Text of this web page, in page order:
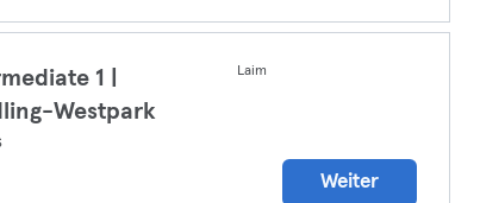
1 |
Westpark
Laim
Weiter